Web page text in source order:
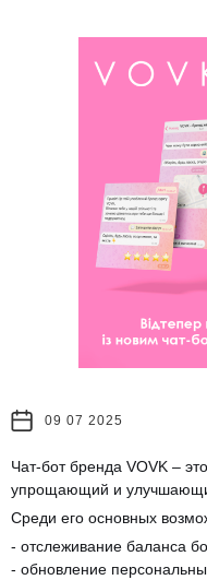
09 07 2025
Чат-бот бренда VOVK –
упрощающий и
Среди его основных
- отслеживание баланса
- обновление